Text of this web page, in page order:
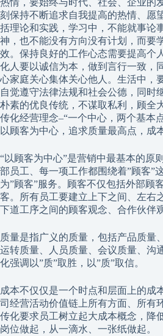
热情，要始终与时代、社会、企业的
刻保持不断追求自我提高的热情、愿
括理论和实践，学习中，不能就事论
神，也不能没有方向没有计划，而要
效。保持良好的工作心态需要提高个
化人要以诚信为本，做到言行一致，
心家庭关心集体关心他人。生活中，
自觉遵守法律法规和社会公德，同时
朴素的优良传统，不谋取私利，顾全
传化经营理念–“一个中心，两个基本点
以顾客为中心，追求质量最高点，成
“以顾客为中心”是营销中最基本的原
部员工、每一项工作都围绕着”顾客”
为”顾客”服务。顾客不仅包括外部顾
客。所有员工要建立上下之间、左右
下道工序之间的顾客观念、合作伙伴
质量是指广义的质量，包括产品质量
运转质量、人员质量、会议质量、沟
化强调以”质”取胜，以”质”取信。
成本不仅仅是一个时点和层面上的成
司经营活动价值链上所有方面、所有
传化要求员工树立起大成本概念，降
岗位做起，从一滴水、一张纸做起。